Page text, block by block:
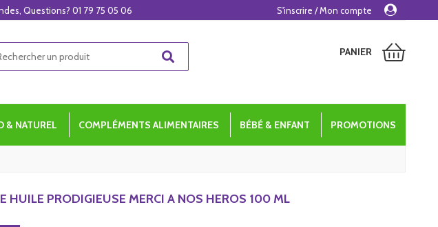
PANIER
& NATUREL COMPLÉMENTS ALIMENTAIRES BÉBÉ & ENFANT PROMOTIONS
HUILE PRODIGIEUSE MERCI A NOS HEROS 100 ML
Questions? 01 79 75 05 06 S'inscrire / Mon compte